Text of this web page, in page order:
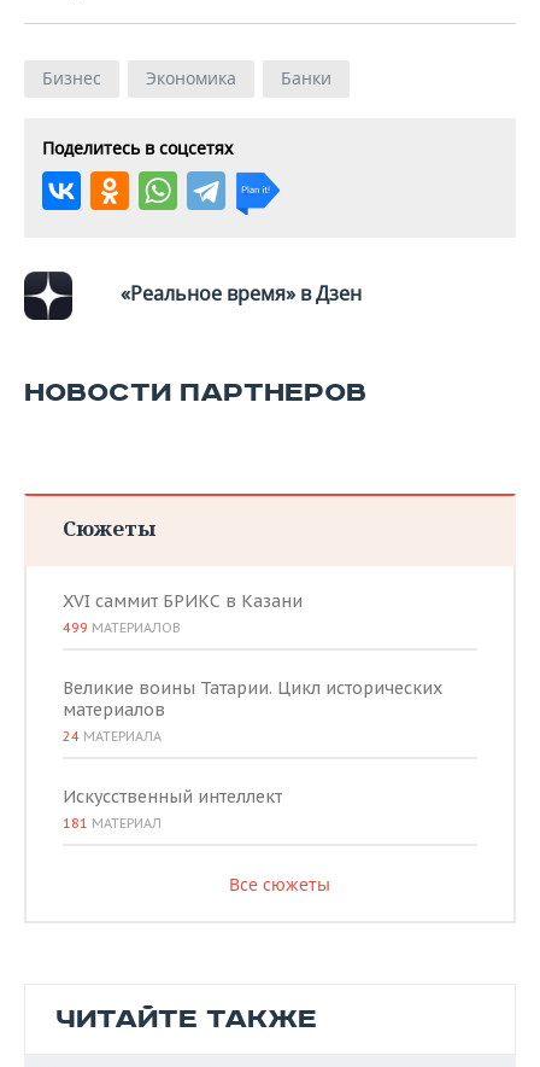
Бизнес Экономика Банки
Поделитесь в соцсетях
«Реальное время» в Дзен
НОВОСТИ ПАРТНЕРОВ
Сюжеты
XVI саммит БРИКС в Казани
499 МАТЕРИАЛОВ
Великие воины Татарии. Цикл исторических
материалов
24 МАТЕРИАЛА
Искусственный интеллект
181 МАТЕРИАЛ
Все сюжеты
ЧИТАЙТЕ ТАКЖЕ